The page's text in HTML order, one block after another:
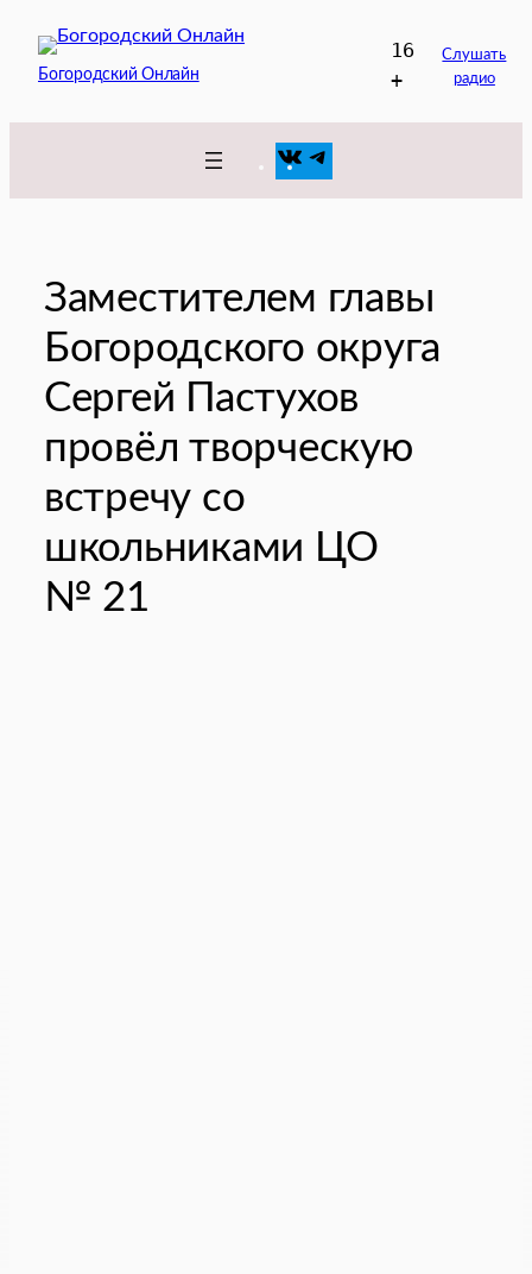
содержимому
Богородский Онлайн
16
+
Слушать
радио
VK
Заместителем главы
Богородского округа
Сергей Пастухов
провёл творческую
встречу со
школьниками ЦО
№ 21